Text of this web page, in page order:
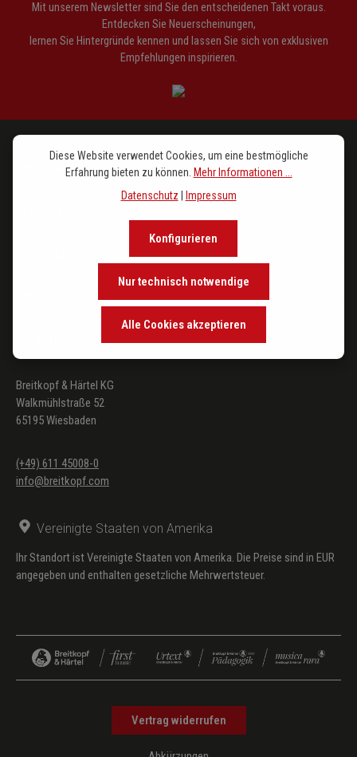
Mit unserem Newsletter sind Sie den entscheidenen Takt voraus.
Entdecken Sie Neuerscheinungen,
lernen Sie Hintergründe kennen und lassen Sie sich von exklusiven
Empfehlungen inspirieren.
PROGRAMM
Breitkopf & Härtel KG
Walkmühlstraße 52
65195 Wiesbaden
(+49) 611 45008-0
info@breitkopf.com
Vereinigte Staaten von Amerika
Ihr Standort ist Vereinigte Staaten von Amerika. Die Preise sind in EUR
angegeben und enthalten gesetzliche Mehrwertsteuer.
Vertrag widerrufen
Diese Website verwendet Cookies, um eine bestmögliche
Erfahrung bieten zu können. Mehr Informationen ...
Datenschutz
Impressum
Nur technisch notwendige
Konfigurieren
Alle Cookies akzeptieren